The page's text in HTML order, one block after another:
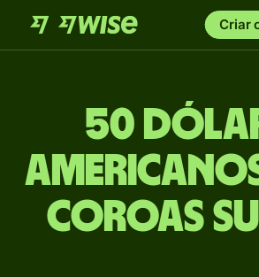
Criar
50
Coroas